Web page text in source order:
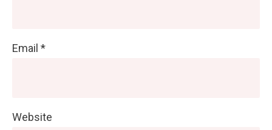
Email *
Website